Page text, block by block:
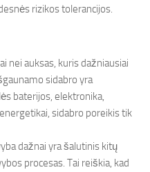
rizikos tolerancijos.
nei auksas, kuris dažniausiai
sidabro yra
baterijos, elektronika,
sidabro poreikis tik
dažnai yra šalutinis kitų
procesas. Tai reiškia, kad